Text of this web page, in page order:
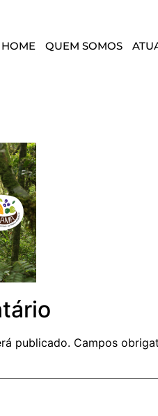
HOME QUEM SOMOS
publicado. Campos